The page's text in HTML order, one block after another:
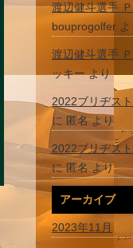
渡辺健斗選手
bouprogolfer よ
渡辺健斗選手
ッキーより
2022ブリヂス
に 匿名より
2022ブリヂス
に匿名 より
アーカイブ
2023年11月